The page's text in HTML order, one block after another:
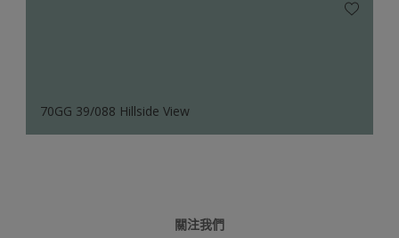
70GG 39/088 Hillside View
關注我們